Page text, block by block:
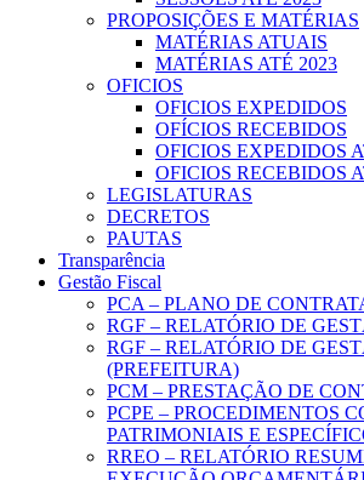
PROPOSIÇÕES E MATÉRIAS
MATÉRIAS ATUAIS
MATÉRIAS ATÉ 2023
OFICIOS
OFICIOS EXPEDIDOS
OFÍCIOS RECEBIDOS
OFICIOS EXPEDIDOS
OFICIOS RECEBIDOS
LEGISLATURAS
DECRETOS
PAUTAS
Transparência
Gestão Fiscal
PCA – PLANO DE
RGF – RELATÓRIO DE
RGF – RELATÓRIO DE
(PREFEITURA)
PCM – PRESTAÇÃO DE
PCPE – PROCEDIMENTOS
PATRIMONIAIS E
RREO – RELATÓRIO